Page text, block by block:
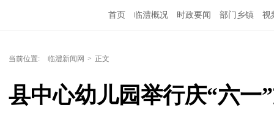
首页 临澧概况 时政要闻 部门乡镇 视
当前位置: 临澧新闻网 > 正文
县中心幼儿园举行庆“六一